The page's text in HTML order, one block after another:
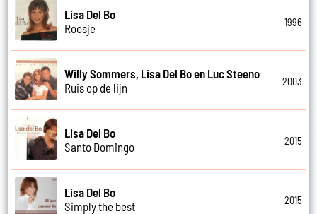
Lisa Del Bo
Roosje
1996
Willy Sommers, Lisa Del Bo en Luc Steeno
Ruis op de lijn
2003
Lisa Del Bo
Santo Domingo
2015
Lisa Del Bo
Simply the best
2015